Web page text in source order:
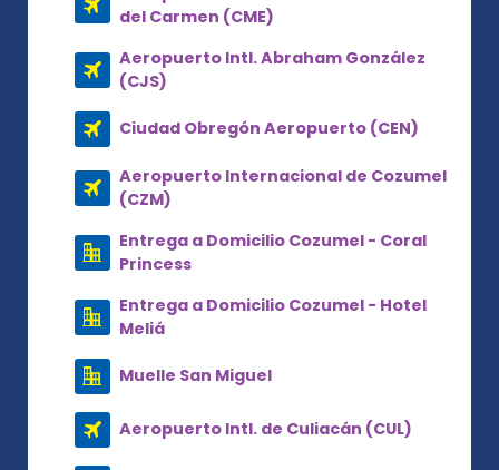
del Carmen (CME)
Aeropuerto Intl. Abraham González
(CJS)
Ciudad Obregón Aeropuerto (CEN)
Aeropuerto Internacional de Cozumel
(CZM)
Entrega a Domicilio Cozumel - Coral
Princess
Entrega a Domicilio Cozumel - Hotel
Meliá
Muelle San Miguel
Aeropuerto Intl. de Culiacán (CUL)